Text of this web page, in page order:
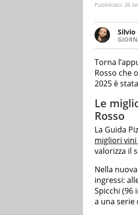
Pubblicato: 26
Silvio
Torna
Rosso che
2025 è
Le
Rosso
La Guida
migliori
valorizza il
Nella
ingressi:
Spicchi (96
a una serie